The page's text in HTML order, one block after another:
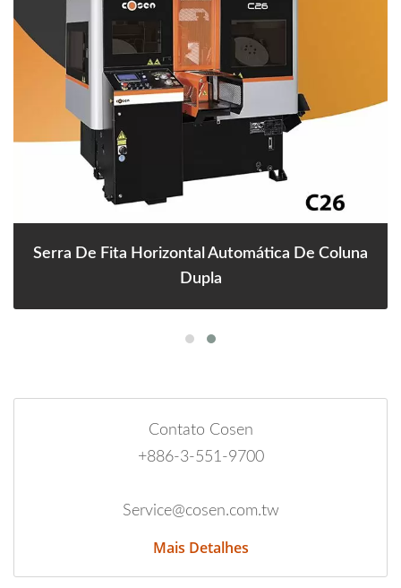
Serra De Fita Horizontal Automática De Coluna
Dupla
Contato Cosen
+886-3-551-9700
Service@cosen.com.tw
Mais Detalhes